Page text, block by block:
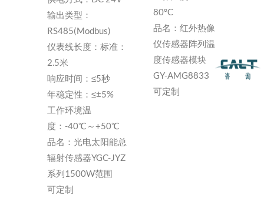
输出类型：
RS485(Modbus)
仪表线长度：标准：
2.5米
响应时间：≤5秒
年稳定性：≤±5%
工作环境温
度：-40℃～+50℃
品名：光电太阳能总
辐射传感器YGC-JYZ
系列1500W范围
可定制
80°C
品名：红外热像
仪传感器阵列温
度传感器模块
GY-AMG8833
可定制